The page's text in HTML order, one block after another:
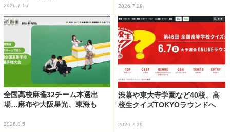
2026.7.16 2026.7.29
全国高校麻雀32チーム本選出
場…麻布や大阪星光、東海も
2026.8.5
渋幕や東大寺学園など40校、高
校生クイズTOKYOラウンドへ
2026.7.29